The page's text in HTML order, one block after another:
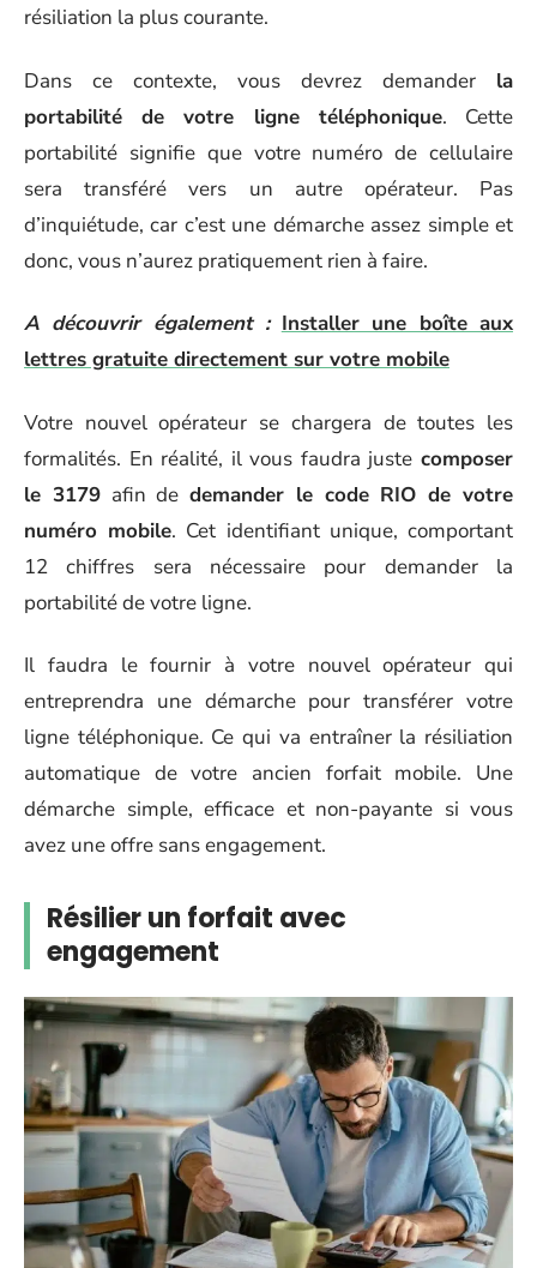
résiliation la plus courante.
Dans ce contexte, vous devrez demander la
portabilité de votre ligne téléphonique. Cette
portabilité signifie que votre numéro de cellulaire
sera transféré vers un autre opérateur. Pas
d’inquiétude, car c’est une démarche assez simple et
donc, vous n’aurez pratiquement rien à faire.
A découvrir également : Installer une boîte aux
lettres gratuite directement sur votre mobile
Votre nouvel opérateur se chargera de toutes les
formalités. En réalité, il vous faudra juste composer
le 3179afin dedemander le code RIO de votre
numéro mobile. Cet identifiant unique, comportant
12 chiffres sera nécessaire pour demander la
portabilité de votre ligne.
Il faudra le fournir à votre nouvel opérateur qui
entreprendra une démarche pour transférer votre
ligne téléphonique. Ce qui va entraîner la résiliation
automatique de votre ancien forfait mobile. Une
démarche simple, efficace et non-payante si vous
avez une offre sans engagement.
Résilier un forfait avec
engagement